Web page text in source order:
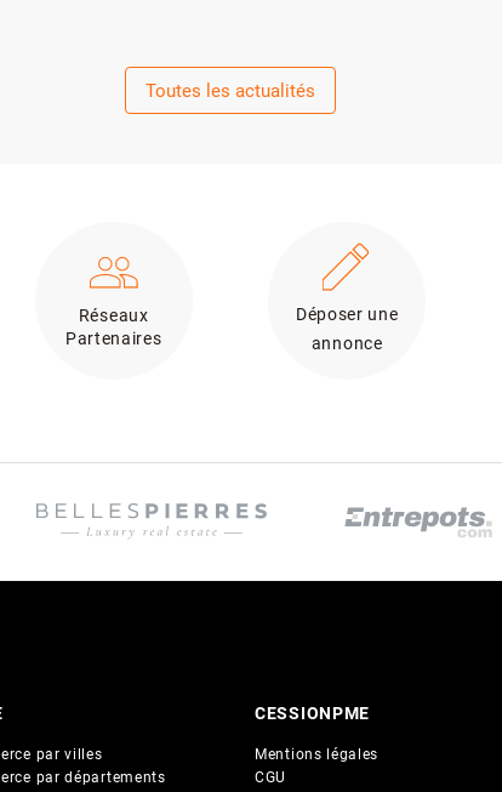
Toutes les actualités
Réseaux
Partenaires
Déposer une
annonce
par villes
par départements
CESSIONPME
Mentions légales
CGU